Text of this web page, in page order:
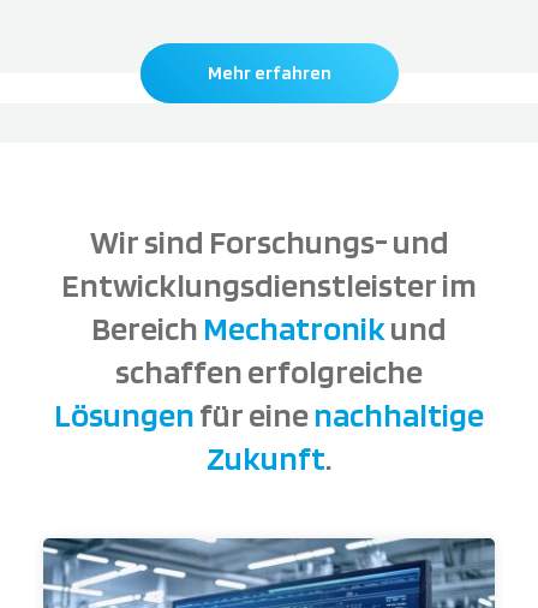
Mehr erfahren
Wir sind Forschungs- und
Entwicklungsdienstleister im
Bereich Mechatronikund
schaffen erfolgreiche
Lösungenfür einenachhaltige
Zukunft.